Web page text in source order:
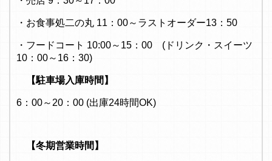
・お食事処二の丸 11：00～ラストオーダー13：50
・フードコート 10:00～15：00 (ドリンク・スイーツ
10：00～16：30)
【駐車場入庫時間】
6：00～20：00 (出庫24時間OK)
【冬期営業時間】